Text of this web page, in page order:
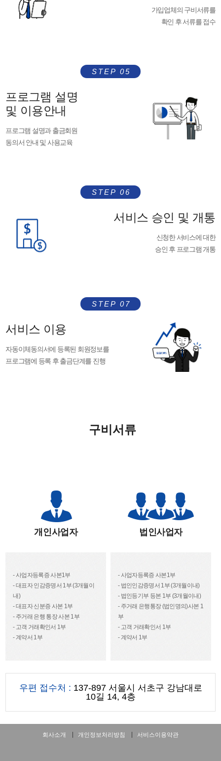
가입업체의 구비서류를
확인 후 서류를 접수
STEP 05
프로그램 설명
및 이용안내
프로그램 설명과 출금회원
동의서 안내 및 사용교육
STEP 06
서비스 승인 및 개통
신청한 서비스에 대한
승인 후 프로그램 개통
STEP 07
서비스 이용
자동이체동의서에 등록된 회원정보를
프로그램에 등록 후 출금단계를 진행
구비서류
개인사업자
- 사업자등록증 사본1부
- 대표자 인감증명서 1부 (3개월이
내)
- 대표자 신분증 사본 1부
- 주거래 은행 통장 사본 1부
- 고객 거래확인서 1부
- 계약서 1부
법인사업자
- 사업자등록증 사본1부
- 법인인감증명서 1부 (3개월이내)
- 법인등기부 등본 1부 (3개월이내)
- 주거래 은행통장 (법인명의)사본 1
부
- 고객 거래확인서 1부
- 계약서 1부
우편 접수처 : 137-897 서울시 서초구 강남대로
10길 14, 4층
회사소개 개인정보처리방침 서비스이용약관